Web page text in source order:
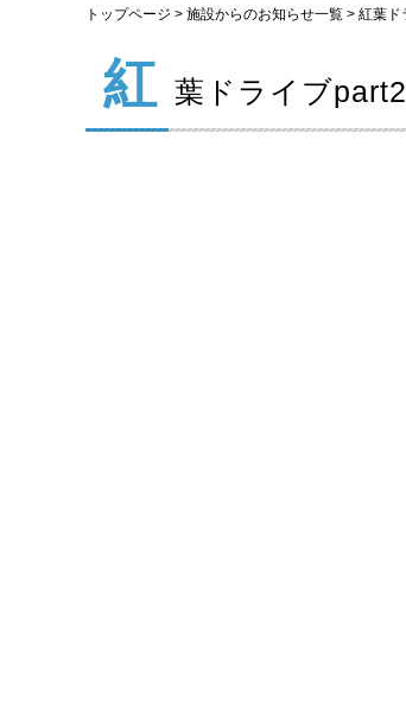
トップページ > 施設からのお知らせ一覧 > 紅葉ド
紅 葉ドライブpart2